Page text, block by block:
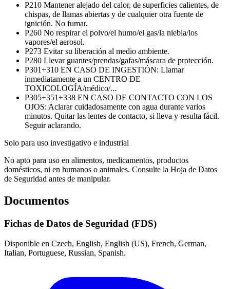
P210 Mantener alejado del calor, de superficies calientes, de
chispas, de llamas abiertas y de cualquier otra fuente de
ignición. No fumar.
P260 No respirar el polvo/el humo/el gas/la niebla/los
vapores/el aerosol.
P273 Evitar su liberación al medio ambiente.
P280 Llevar guantes/prendas/gafas/máscara de protección.
P301+310 EN CASO DE INGESTIÓN: Llamar
inmediatamente a un CENTRO DE
TOXICOLOGÍA/médico/...
P305+351+338 EN CASO DE CONTACTO CON LOS
OJOS: Aclarar cuidadosamente con agua durante varios
minutos. Quitar las lentes de contacto, si lleva y resulta fácil.
Seguir aclarando.
Solo para uso investigativo e industrial
No apto para uso en alimentos, medicamentos, productos
domésticos, ni en humanos o animales. Consulte la Hoja de Datos
de Seguridad antes de manipular.
Documentos
Fichas de Datos de Seguridad (FDS)
Disponible en Czech, English, English (US), French, German,
Italian, Portuguese, Russian, Spanish.